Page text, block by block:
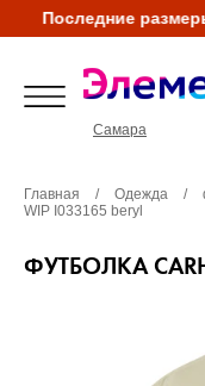
Последние
Самара
Главная / Одежда /
WIP I033165 beryl
ФУТБОЛКА